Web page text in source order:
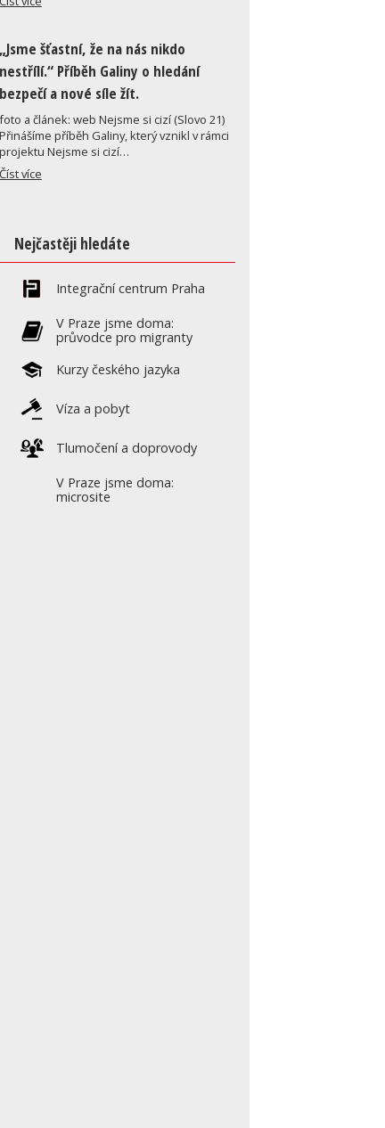
„Jsme šťastní, že na nás nikdo
nestřílí.“ Příběh Galiny o hledání
bezpečí a nové síle žít.
foto a článek: web Nejsme si cizí (Slovo 21)
Přinášíme příběh Galiny, který vznikl v rámci
projektu Nejsme si cizí…
Číst více
Nejčastěji hledáte
Integrační centrum Praha
V Praze jsme doma:
průvodce pro migranty
Kurzy českého jazyka
Víza a pobyt
Tlumočení a doprovody
V Praze jsme doma:
microsite